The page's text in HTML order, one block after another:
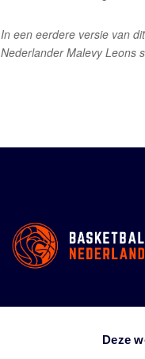
Deze
In een eerdere versie van
Nederlander Malevy Leons